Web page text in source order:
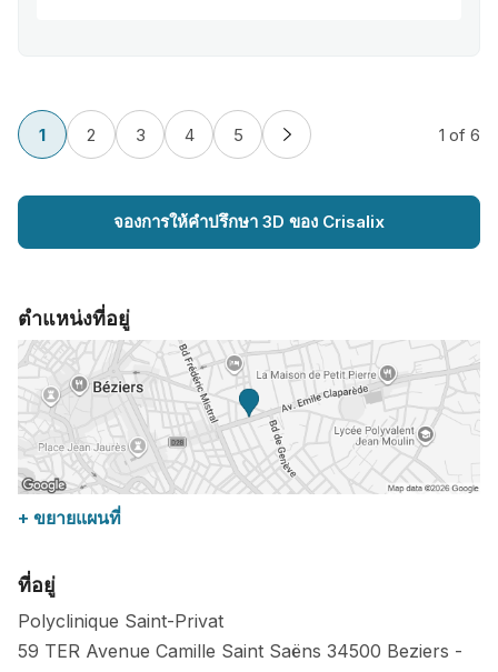
1 2 3 4 5 1 of 6
จองการให้คำปรึกษา 3D ของ Crisalix
ตำแหน่งที่อยู่
+ ขยายแผนที่
ที่อยู่
Polyclinique Saint-Privat
59 TER Avenue Camille Saint Saëns 34500 Beziers -